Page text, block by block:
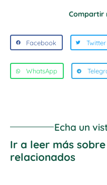
Compartir
Facebook Twitter
WhatsApp
Echa un
Ir a leer más
relacionados